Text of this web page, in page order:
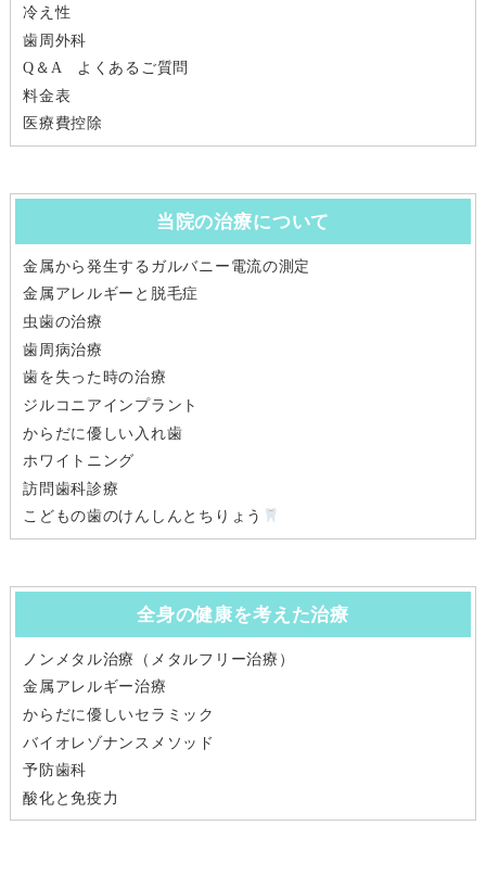
冷え性
歯周外科
Q＆A よくあるご質問
料金表
医療費控除
当院の治療について
金属から発生するガルバニー電流の測定
金属アレルギーと脱毛症
虫歯の治療
歯周病治療
歯を失った時の治療
ジルコニアインプラント
からだに優しい入れ歯
ホワイトニング
訪問歯科診療
こどもの歯のけんしんとちりょう
全身の健康を考えた治療
ノンメタル治療（メタルフリー治療）
金属アレルギー治療
からだに優しいセラミック
バイオレゾナンスメソッド
予防歯科
酸化と免疫力